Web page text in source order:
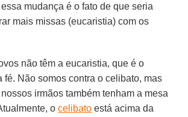
mudança é o fato de que seria
mais missas (eucaristia) com os
não têm a eucaristia, que é o
fé. Não somos contra o celibato, mas
irmãos também tenham a mesa
ocelibato está acima da